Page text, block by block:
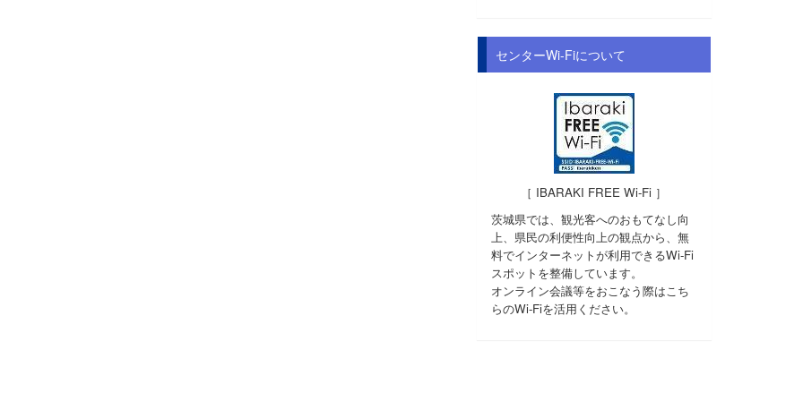
センターWi-Fiについて
［ IBARAKI FREE Wi-Fi ］
茨城県では、観光客へのおもてなし向
上、県民の利便性向上の観点から、無
料でインターネットが利用できるWi-Fi
スポットを整備しています。
オンライン会議等をおこなう際はこち
らのWi-Fiを活用ください。